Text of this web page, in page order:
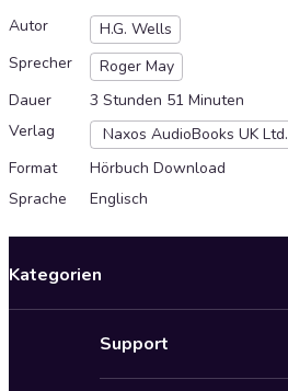
Autor
H.G. Wells
Sprecher
Roger May
Dauer
3 Stunden 51 Minuten
Verlag
Naxos AudioBooks UK Ltd.
Format
Hörbuch Download
Sprache
Englisch
Kategorien
Support